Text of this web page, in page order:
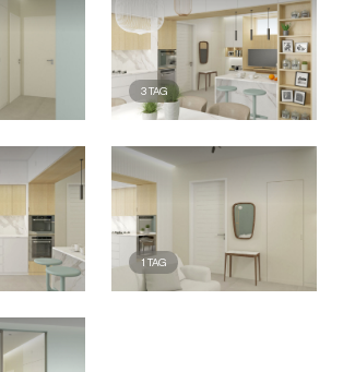
3TAG
1TAG